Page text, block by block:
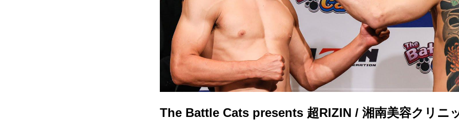
The Battle Cats presents 超RIZIN / 湘南美容クリニ